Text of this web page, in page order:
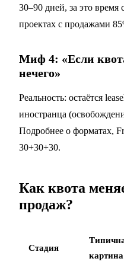
30–90 дней, за это время
проектах с продажами
Миф 4: «Если
нечего»
Реальность: остаётся
иностранца
Подробнее о форматах,
30+30+30.
Как квота
продаж?
Стадия
картина